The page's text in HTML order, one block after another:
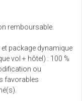
remboursable.
package dynamique
vol + hôtel) : 100 %
ou
favorables